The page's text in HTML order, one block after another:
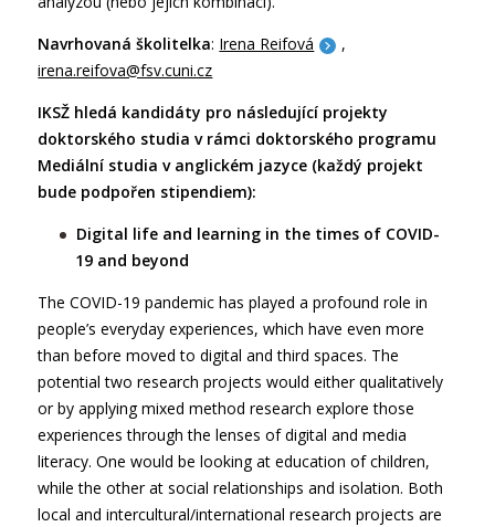
Navrhovaná školitelka: Irena Reifová
,
irena.reifova@fsv.cuni.cz
IKSŽ hledá kandidáty pro následující projekty
doktorského studia v rámci doktorského programu
Mediální studia v anglickém jazyce (každý projekt
bude podpořen stipendiem):
Digital life and learning in the times of COVID-
19 and beyond
The COVID-19 pandemic has played a profound role in
people’s everyday experiences, which have even more
than before moved to digital and third spaces. The
potential two research projects would either qualitatively
or by applying mixed method research explore those
experiences through the lenses of digital and media
literacy. One would be looking at education of children,
while the other at social relationships and isolation. Both
local and intercultural/international research projects are